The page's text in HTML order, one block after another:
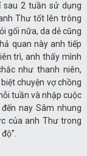
sau 2 tuần sử dụng
Thư tốt lên trông
gối nữa, da dẻ cũng
quan này anh tiếp
trì, anh thấy mình
như thanh niên,
chuyện vợ chồng
tuần và nhập cuộc
nay Sâm nhung
của anh Thư trong